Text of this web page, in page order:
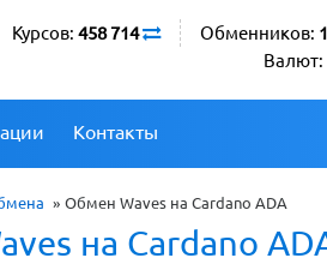
Обменников:
Валют:
Курсов: 458 714
Контакты
» Обмен Waves на Cardano ADA
на Cardano